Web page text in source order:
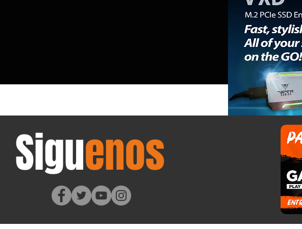
Siguenos